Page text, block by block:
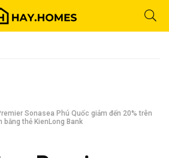
Sonasea Phú Quốc giảm đến 20% trên
thẻ KienLong Bank